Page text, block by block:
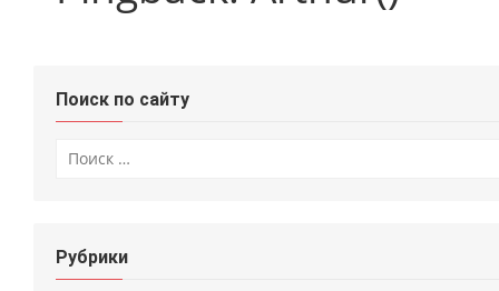
Поиск по сайту
Рубрики